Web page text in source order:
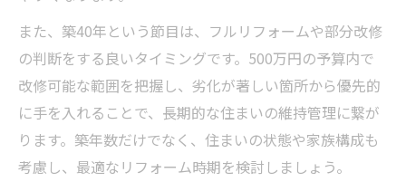
また、築40年という節目は、フルリフォームや部分改修
の判断をする良いタイミングです。500万円の予算内で
改修可能な範囲を把握し、劣化が著しい箇所から優先的
に手を入れることで、長期的な住まいの維持管理に繋が
ります。築年数だけでなく、住まいの状態や家族構成も
考慮し、最適なリフォーム時期を検討しましょう。